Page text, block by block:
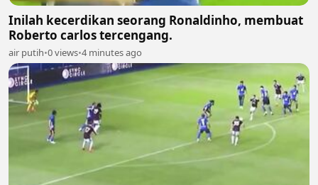
Inilah kecerdikan seorang Ronaldinho, membuat
Roberto carlos tercengang.
air putih•0 views•4 minutes ago